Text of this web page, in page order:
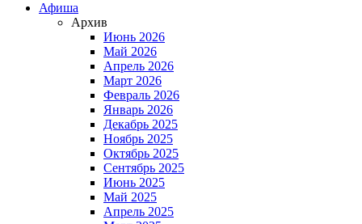
Афиша
Архив
Июнь 2026
Май 2026
Апрель 2026
Март 2026
Февраль 2026
Январь 2026
Декабрь 2025
Ноябрь 2025
Октябрь 2025
Сентябрь 2025
Июнь 2025
Май 2025
Апрель 2025